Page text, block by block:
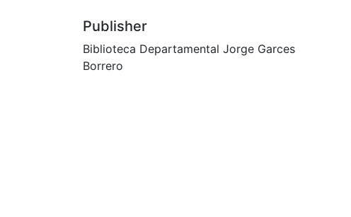
Publisher
Biblioteca Departamental Jorge Garces
Borrero